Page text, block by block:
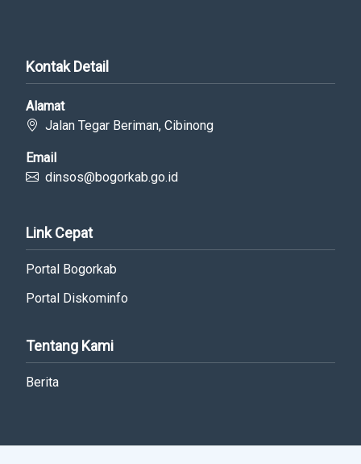
Kontak Detail
Alamat
Jalan Tegar Beriman, Cibinong
Email
dinsos@bogorkab.go.id
Link Cepat
Portal Bogorkab
Portal Diskominfo
Tentang Kami
Berita